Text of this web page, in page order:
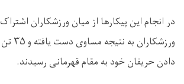
در انجام این پیکارها از میان ورزشکاران
دادن حریفان خود به مقام قهرمانی رسیدند.